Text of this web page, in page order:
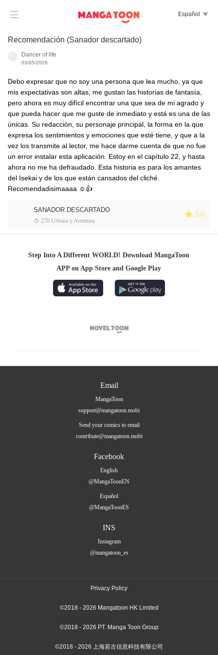
 Español 
Recomendación (Sanador descartado)
Dancer of life
03/05/2026
Debo expresar que no soy una persona que lea mucho, ya que
mis expectativas son altas, me gustan las historias de fantasía,
pero ahora es muy difícil encontrar una que sea de mi agrado y
que pueda hacer que me guste de inmediato y está es una de las
únicas. Su redacción, su personaje principal, la forma en la que
expresa los sentimientos y emociones que esté tiene, y que a la
vez los transmite al lector, me hace darme cuenta de que no fue
un error instalar esta aplicación. Estoy en el capítulo 22, y hasta
ahora no me ha defraudado. Esta historia es para los amantes
del Isekai y de los que están cansados del cliché.
Recomendadisimaaaa ☺👍
SANADOR DESCARTADO
 270 Urbana y Aventura
 5.0
Step Into A Different WORLD! Download MangaToon
APP on App Store and Google Play

Email
MangaToon
support@mangatoon.mobi
Send your comics to email
contribute@mangatoon.mobi
Facebook
English
@MangaToonEN
Español
@MangaToonES
INS
Instagram
@mangatoon_es
Privacy Policy
©2018 - 2026 Mangatoon HK Limited
©2018 - 2026 PT. Manga Toon Group
©2018 - 2026 上海若古信息科技有限公司